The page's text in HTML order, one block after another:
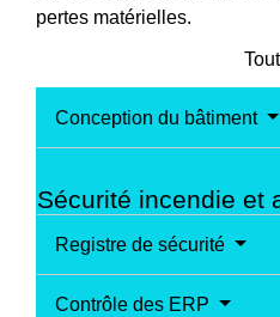
pertes matérielles.
Conception du bâtiment
Sécurité incendie et
Registre de sécurité
Contrôle des ERP